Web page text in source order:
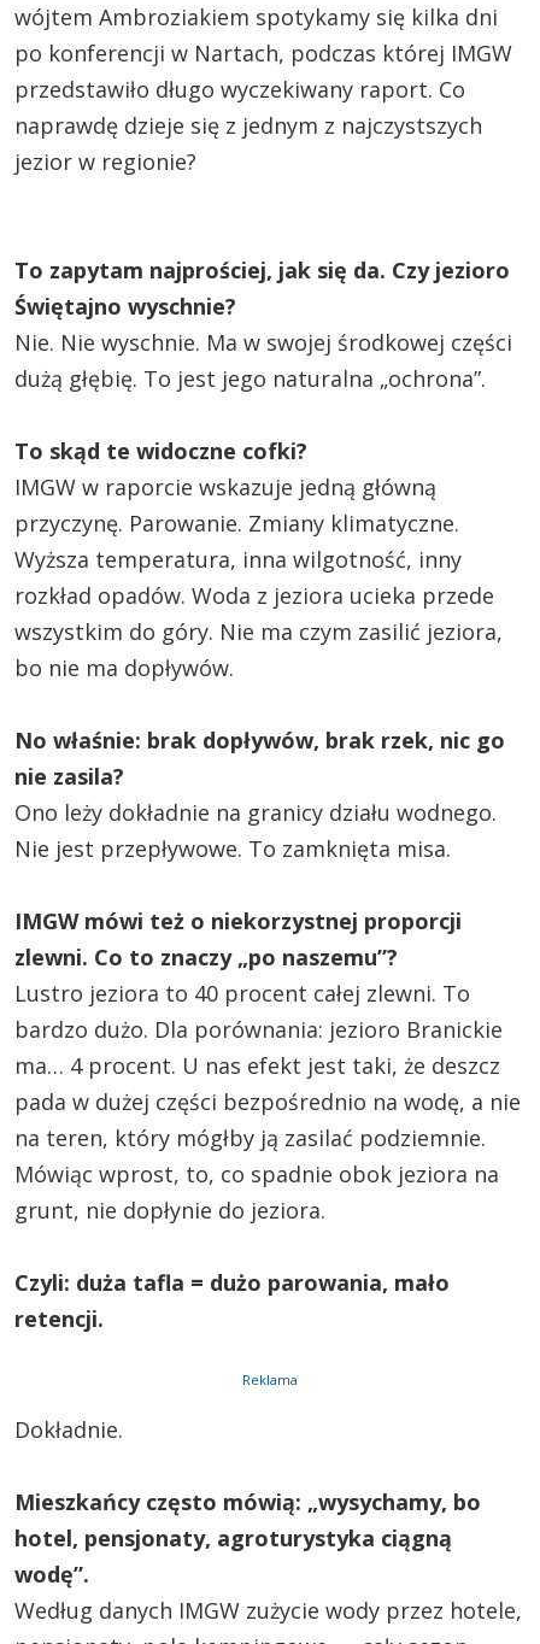
wójtem Ambroziakiem spotykamy się kilka dni
po konferencji w Nartach, podczas której IMGW
przedstawiło długo wyczekiwany raport. Co
naprawdę dzieje się z jednym z najczystszych
jezior w regionie?
To zapytam najprościej, jak się da. Czy jezioro
Świętajno wyschnie?
Nie. Nie wyschnie. Ma w swojej środkowej części
dużą głębię. To jest jego naturalna „ochrona”.
To skąd te widoczne cofki?
IMGW w raporcie wskazuje jedną główną
przyczynę. Parowanie. Zmiany klimatyczne.
Wyższa temperatura, inna wilgotność, inny
rozkład opadów. Woda z jeziora ucieka przede
wszystkim do góry. Nie ma czym zasilić jeziora,
bo nie ma dopływów.
No właśnie: brak dopływów, brak rzek, nic go
nie zasila?
Ono leży dokładnie na granicy działu wodnego.
Nie jest przepływowe. To zamknięta misa.
IMGW mówi też o niekorzystnej proporcji
zlewni. Co to znaczy „po naszemu”?
Lustro jeziora to 40 procent całej zlewni. To
bardzo dużo. Dla porównania: jezioro Branickie
ma… 4 procent. U nas efekt jest taki, że deszcz
pada w dużej części bezpośrednio na wodę, a nie
na teren, który mógłby ją zasilać podziemnie.
Mówiąc wprost, to, co spadnie obok jeziora na
grunt, nie dopłynie do jeziora.
Czyli: duża tafla = dużo parowania, mało
retencji.
Reklama
Dokładnie.
Mieszkańcy często mówią: „wysychamy, bo
hotel, pensjonaty, agroturystyka ciągną
wodę”.
Według danych IMGW zużycie wody przez hotele,